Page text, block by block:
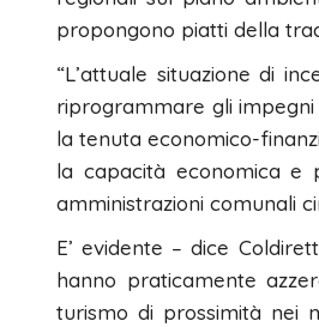
propongono piatti della
“L’attuale situazione di
riprogrammare gli
la tenuta economico-
la capacità economica e
amministrazioni comunali
E’ evidente – dice
hanno praticamente
turismo di prossimità nei